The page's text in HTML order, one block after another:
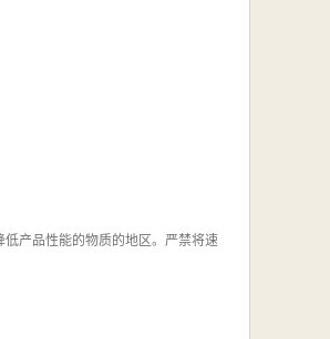
产品性能的物质的地区。严禁将速